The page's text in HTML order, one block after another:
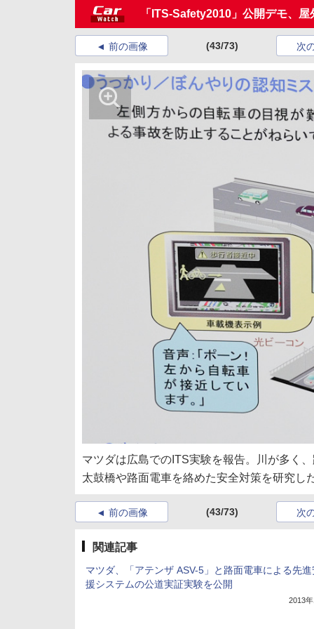
「ITS-Safety2010」公開デモ、屋
前の画像 (43/73) 次
マツダは広島でのITS実験を報告。川が多く
太鼓橋や路面電車を絡めた安全対策を研究し
前の画像 (43/73) 次
関連記事
マツダ、「アテンザ ASV-5」と路面電車による先進
援システムの公道実証実験を公開
2013